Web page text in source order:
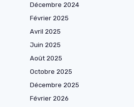
Décembre 2024
Février 2025
Avril 2025
Juin 2025
Août 2025
Octobre 2025
Décembre 2025
Février 2026